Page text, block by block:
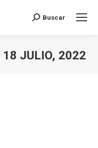
Buscar:
Buscar
18 JULIO, 2022